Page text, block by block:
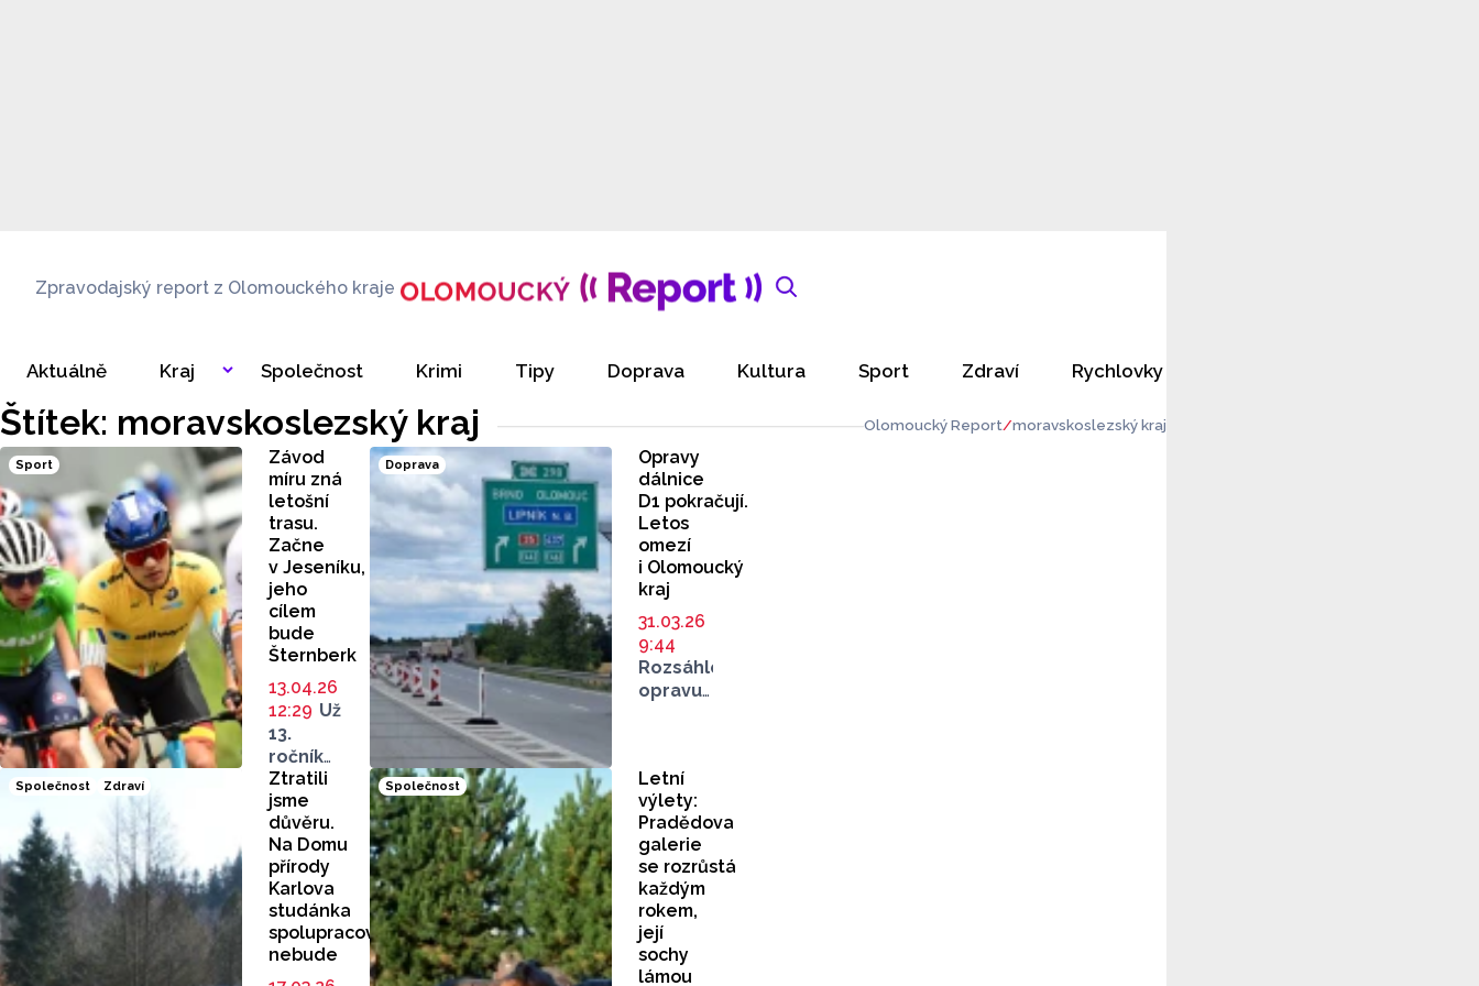
Zpravodajský report z Olomouckého kraje
Aktuálně Kraj Společnost Krimi Tipy Doprava Kultura Sport Zdraví Rychlovky
Štítek: moravskoslezský kraj Olomoucký Report moravskoslezský kraj
Sport
Závod
míru zná
letošní
trasu.
Začne
v Jeseníku,
jeho
cílem
bude
Šternberk
13.04.26
12:29 Už
13.
ročník
elitního
závodu
jezdců
do 23
let zná
svou
trasu.
I letos
bude
Doprava
Opravy
dálnice
D1 pokračují.
Letos
omezí
i Olomoucký
kraj
31.03.26
9:44
Rozsáhlou
opravu
až 321
začalo
Ředitelství
silnic
a dálnic
(ŘSD)
realizovat
už v záři
minulého
Společnost Zdraví
Ztratili
jsme
důvěru.
Na Domu
přírody
Karlova
studánka
spolupracovat
nebude
Společnost
Letní
výlety:
Pradědova
galerie
se rozrůstá
každým
rokem,
její
sochy
lámou